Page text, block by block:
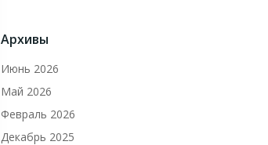
Архивы
Июнь 2026
Май 2026
Февраль 2026
Декабрь 2025